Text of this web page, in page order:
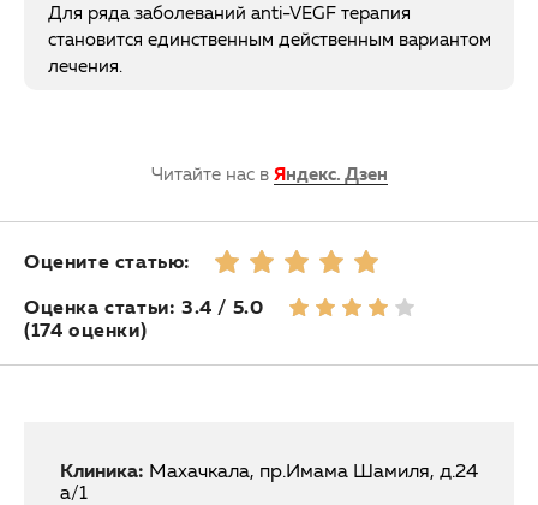
Для ряда заболеваний anti-VEGF терапия
становится единственным действенным вариантом
лечения.
Читайте нас в Яндекс. Дзен
Оцените статью:
Оценка статьи: 3.4 / 5.0
(174 оценки)
Клиника: Махачкала, пр.Имама Шамиля, д.24
а/1